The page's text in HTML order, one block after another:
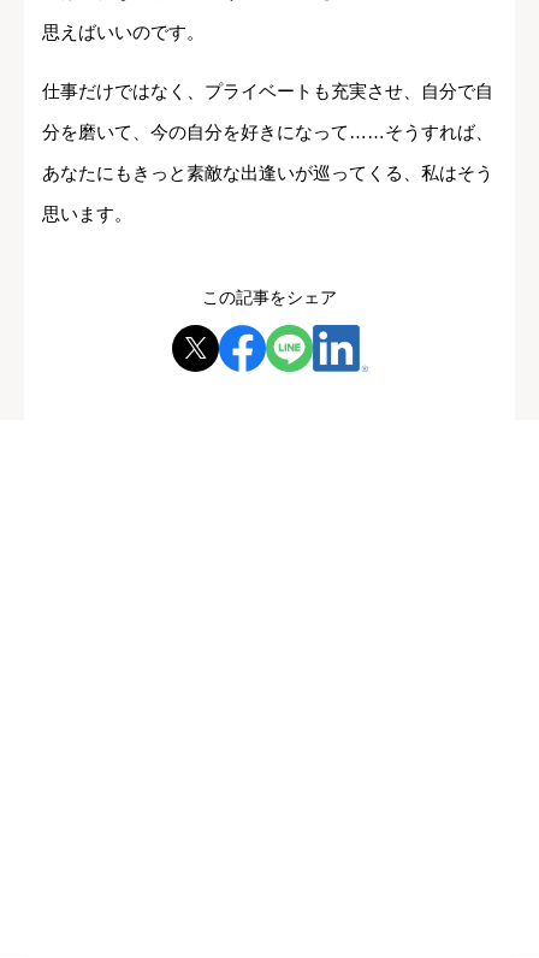
思えばいいのです。
仕事だけではなく、プライベートも充実させ、自分で自
分を磨いて、今の自分を好きになって……そうすれば、
あなたにもきっと素敵な出逢いが巡ってくる、私はそう
思います。
この記事をシェア